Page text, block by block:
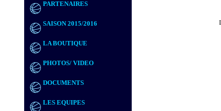
PARTENAIRES
SAISON 2015/2016
LA BOUTIQUE
PHOTOS/ VIDEO
DOCUMENTS
LES EQUIPES